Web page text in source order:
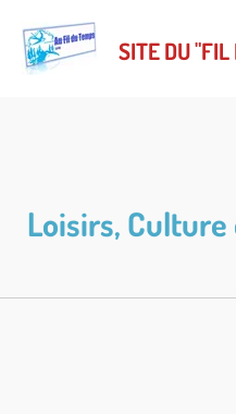
Passer
au
contenu
SITE DU
Loisirs, Culture